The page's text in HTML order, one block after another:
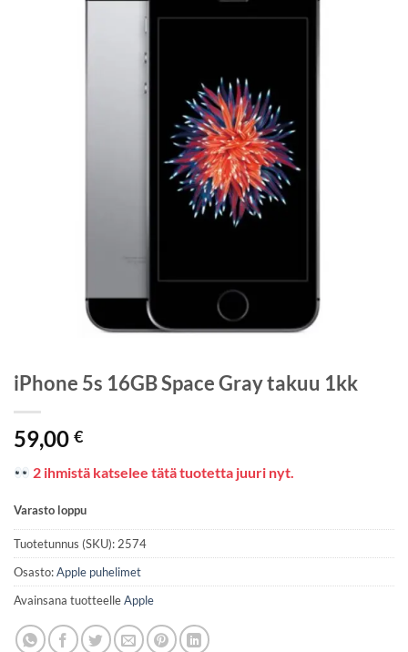
iPhone 5s 16GB Space Gray takuu 1kk
59,00 €
2 ihmistä katselee tätä tuotetta juuri nyt.
Varasto loppu
Tuotetunnus (SKU): 2574
Osasto:Apple puhelimet
Avainsana tuotteelleApple